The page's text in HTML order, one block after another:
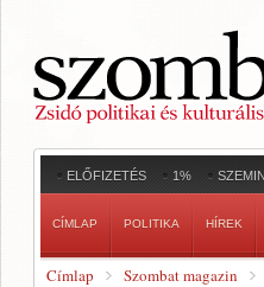
ELŐFIZETÉS 1%
CÍMLAP POLITIKA HÍREK
Címlap Szombat magazin